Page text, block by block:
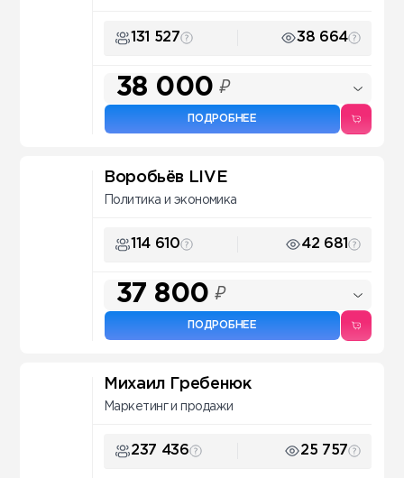
131 527 38 664
38 000 ₽
ПОДРОБНЕЕ
Воробьёв LIVE
Политика и экономика
114 610 42 681
37 800 ₽
ПОДРОБНЕЕ
Михаил Гребенюк
Маркетинг и продажи
237 436 25 757